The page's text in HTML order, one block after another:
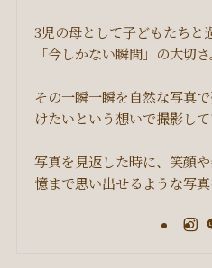
3児の母として子どもたちと
「今しかない瞬間」の大切さ
その一瞬一瞬を自然な写真
けたいという想いで撮影して
写真を見返した時に、笑顔
憶まで思い出せるような写真